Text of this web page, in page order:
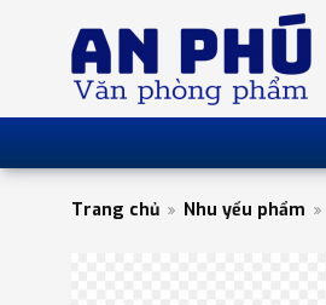
Trang chủ Nhu yếu phẩm